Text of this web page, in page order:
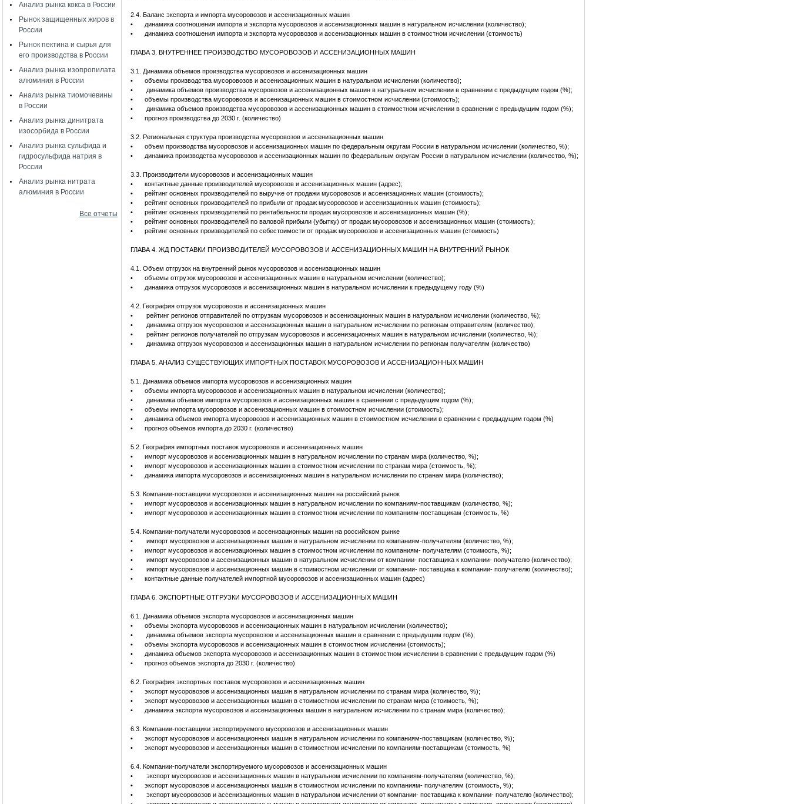
Анализ рынка кокса в России
Рынок защищенных жиров в
России
Рынок пектина и сырья для
его производства в России
Анализ рынка изопропилата
алюминия в России
Анализ рынка тиомочевины
в России
Анализ рынка динитрата
изосорбида в России
Анализ рынка сульфида и
гидросульфида натрия в
России
Анализ рынка нитрата
алюминия в России
Все отчеты
2.4. Баланс экспорта и импорта мусоровозов и ассенизационных машин
•
динамика соотношения импорта и экспорта мусоровозов и ассенизационных машин в натуральном исчислении (количество);
•
динамика соотношения импорта и экспорта мусоровозов и ассенизационных машин в стоимостном исчислении (стоимость)
ГЛАВА 3. ВНУТРЕННЕЕ ПРОИЗВОДСТВО МУСОРОВОЗОВ И АССЕНИЗАЦИОННЫХ МАШИН
3.1. Динамика объемов производства мусоровозов и ассенизационных машин
•
объемы производства мусоровозов и ассенизационных машин в натуральном исчислении (количество);
•
динамика объемов производства мусоровозов и ассенизационных машин в натуральном исчислении в сравнении с предыдущим годом (%);
•
объемы производства мусоровозов и ассенизационных машин в стоимостном исчислении (стоимость);
•
динамика объемов производства мусоровозов и ассенизационных машин в стоимостном исчислении в сравнении с предыдущим годом (%);
•
прогноз производства до 2030 г. (количество)
3.2. Региональная структура производства мусоровозов и ассенизационных машин
•
объем производства мусоровозов и ассенизационных машин по федеральным округам России в натуральном исчислении (количество, %);
•
динамика производства мусоровозов и ассенизационных машин по федеральным округам России в натуральном исчислении (количество, %);
3.3. Производители мусоровозов и ассенизационных машин
•
контактные данные производителей мусоровозов и ассенизационных машин (адрес);
•
рейтинг основных производителей по выручке от продажи мусоровозов и ассенизационных машин (стоимость);
•
рейтинг основных производителей по прибыли от продаж мусоровозов и ассенизационных машин (стоимость);
•
рейтинг основных производителей по рентабельности продаж мусоровозов и ассенизационных машин (%);
•
рейтинг основных производителей по валовой прибыли (убытку) от продаж мусоровозов и ассенизационных машин (стоимость);
•
рейтинг основных производителей по себестоимости от продаж мусоровозов и ассенизационных машин (стоимость)
ГЛАВА 4. ЖД ПОСТАВКИ ПРОИЗВОДИТЕЛЕЙ МУСОРОВОЗОВ И АССЕНИЗАЦИОННЫХ МАШИН НА ВНУТРЕННИЙ РЫНОК
4.1. Объем отгрузок на внутренний рынок мусоровозов и ассенизационных машин
•
объемы отгрузок мусоровозов и ассенизационных машин в натуральном исчислении (количество);
•
динамика отгрузок мусоровозов и ассенизационных машин в натуральном исчислении к предыдущему году (%)
4.2. География отгрузок мусоровозов и ассенизационных машин
•
рейтинг регионов отправителей по отгрузкам мусоровозов и ассенизационных машин в натуральном исчислении (количество, %);
•
динамика отгрузок мусоровозов и ассенизационных машин в натуральном исчислении по регионам отправителям (количество);
•
рейтинг регионов получателей по отгрузкам мусоровозов и ассенизационных машин в натуральном исчислении (количество, %);
•
динамика отгрузок мусоровозов и ассенизационных машин в натуральном исчислении по регионам получателям (количество)
ГЛАВА 5. АНАЛИЗ СУЩЕСТВУЮЩИХ ИМПОРТНЫХ ПОСТАВОК МУСОРОВОЗОВ И АССЕНИЗАЦИОННЫХ МАШИН
5.1. Динамика объемов импорта мусоровозов и ассенизационных машин
•
объемы импорта мусоровозов и ассенизационных машин в натуральном исчислении (количество);
•
динамика объемов импорта мусоровозов и ассенизационных машин в сравнении с предыдущим годом (%);
•
объемы импорта мусоровозов и ассенизационных машин в стоимостном исчислении (стоимость);
•
динамика объемов импорта мусоровозов и ассенизационных машин в стоимостном исчислении в сравнении с предыдущим годом (%)
•
прогноз объемов импорта до 2030 г. (количество)
5.2. География импортных поставок мусоровозов и ассенизационных машин
•
импорт мусоровозов и ассенизационных машин в натуральном исчислении по странам мира (количество, %);
•
импорт мусоровозов и ассенизационных машин в стоимостном исчислении по странам мира (стоимость, %);
•
динамика импорта мусоровозов и ассенизационных машин в натуральном исчислении по странам мира (количество);
5.3. Компании-поставщики мусоровозов и ассенизационных машин на российский рынок
•
импорт мусоровозов и ассенизационных машин в натуральном исчислении по компаниям-поставщикам (количество, %);
•
импорт мусоровозов и ассенизационных машин в стоимостном исчислении по компаниям-поставщикам (стоимость, %)
5.4. Компании-получатели мусоровозов и ассенизационных машин на российском рынке
•
импорт мусоровозов и ассенизационных машин в натуральном исчислении по компаниям-получателям (количество, %);
•
импорт мусоровозов и ассенизационных машин в стоимостном исчислении по компаниям- получателям (стоимость, %);
•
импорт мусоровозов и ассенизационных машин в натуральном исчислении от компании- поставщика к компании- получателю (количество);
•
импорт мусоровозов и ассенизационных машин в стоимостном исчислении от компании- поставщика к компании- получателю (количество);
•
контактные данные получателей импортной мусоровозов и ассенизационных машин (адрес)
ГЛАВА 6. ЭКСПОРТНЫЕ ОТГРУЗКИ МУСОРОВОЗОВ И АССЕНИЗАЦИОННЫХ МАШИН
6.1. Динамика объемов экспорта мусоровозов и ассенизационных машин
•
объемы экспорта мусоровозов и ассенизационных машин в натуральном исчислении (количество);
•
динамика объемов экспорта мусоровозов и ассенизационных машин в сравнении с предыдущим годом (%);
•
объемы экспорта мусоровозов и ассенизационных машин в стоимостном исчислении (стоимость);
•
динамика объемов экспорта мусоровозов и ассенизационных машин в стоимостном исчислении в сравнении с предыдущим годом (%)
•
прогноз объемов экспорта до 2030 г. (количество)
6.2. География экспортных поставок мусоровозов и ассенизационных машин
•
экспорт мусоровозов и ассенизационных машин в натуральном исчислении по странам мира (количество, %);
•
экспорт мусоровозов и ассенизационных машин в стоимостном исчислении по странам мира (стоимость, %);
•
динамика экспорта мусоровозов и ассенизационных машин в натуральном исчислении по странам мира (количество);
6.3. Компании-поставщики экспортируемого мусоровозов и ассенизационных машин
•
экспорт мусоровозов и ассенизационных машин в натуральном исчислении по компаниям-поставщикам (количество, %);
•
экспорт мусоровозов и ассенизационных машин в стоимостном исчислении по компаниям-поставщикам (стоимость, %)
6.4. Компании-получатели экспортируемого мусоровозов и ассенизационных машин
•
экспорт мусоровозов и ассенизационных машин в натуральном исчислении по компаниям-получателям (количество, %);
•
экспорт мусоровозов и ассенизационных машин в стоимостном исчислении по компаниям- получателям (стоимость, %);
•
экспорт мусоровозов и ассенизационных машин в натуральном исчислении от компании- поставщика к компании- получателю (количество);